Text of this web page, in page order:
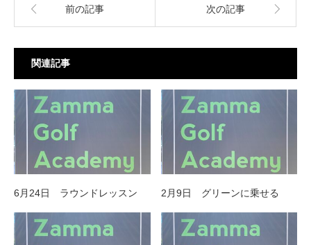
前の記事 次の記事
関連記事
6月24日 ラウンドレッスン 2月9日 グリーンに乗せる